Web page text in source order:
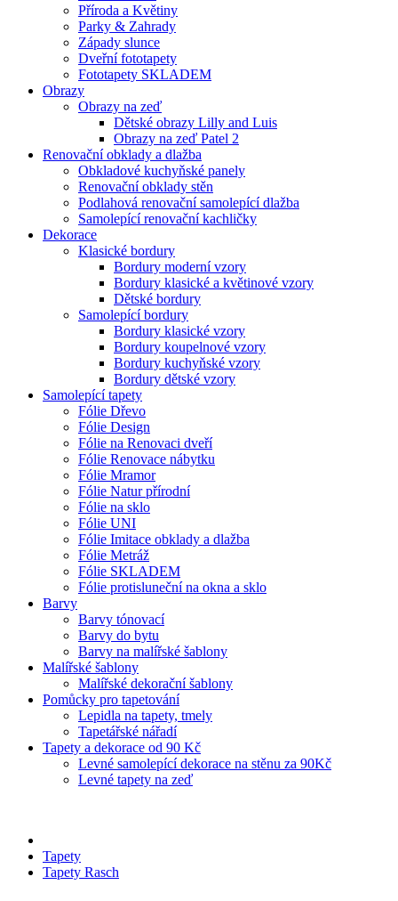
Příroda a Květiny
Parky & Zahrady
Západy slunce
Dveřní fototapety
Fototapety SKLADEM
Obrazy
Obrazy na zeď
Dětské obrazy Lilly and Luis
Obrazy na zeď Patel 2
Renovační obklady a dlažba
Obkladové kuchyňské panely
Renovační obklady stěn
Podlahová renovační samolepící dlažba
Samolepící renovační kachličky
Dekorace
Klasické bordury
Bordury moderní vzory
Bordury klasické a květinové vzory
Dětské bordury
Samolepící bordury
Bordury klasické vzory
Bordury koupelnové vzory
Bordury kuchyňské vzory
Bordury dětské vzory
Samolepící tapety
Fólie Dřevo
Fólie Design
Fólie na Renovaci dveří
Fólie Renovace nábytku
Fólie Mramor
Fólie Natur přírodní
Fólie na sklo
Fólie UNI
Fólie Imitace obklady a dlažba
Fólie Metráž
Fólie SKLADEM
Fólie protisluneční na okna a sklo
Barvy
Barvy tónovací
Barvy do bytu
Barvy na malířské šablony
Malířské šablony
Malířské dekorační šablony
Pomůcky pro tapetování
Lepidla na tapety, tmely
Tapetářské nářadí
Tapety a dekorace od 90 Kč
Levné samolepící dekorace na stěnu za 90Kč
Levné tapety na zeď
Tapety
Tapety Rasch